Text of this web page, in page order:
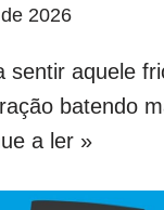
2026
sentir aquele
batendo
a ler »